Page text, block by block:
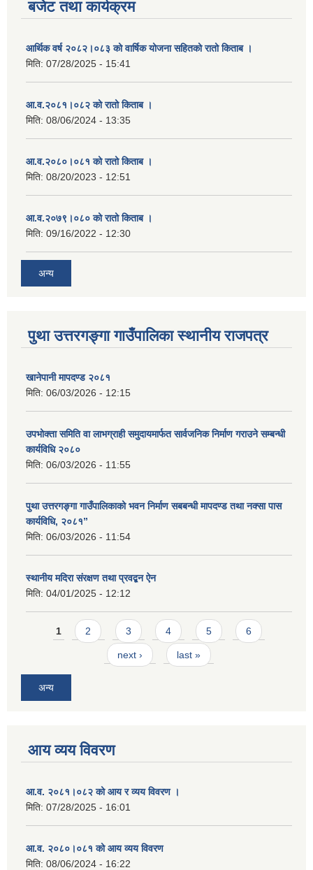
बजेट तथा कार्यक्रम
आर्थिक वर्ष २०८२।०८३ को वार्षिक योजना सहितको रातो किताब ।
मिति: 07/28/2025 - 15:41
आ.व.२०८१।०८२ को रातो किताब ।
मिति: 08/06/2024 - 13:35
आ.व.२०८०।०८१ को रातो किताब ।
मिति: 08/20/2023 - 12:51
आ.व.२०७९।०८० को रातो किताब ।
मिति: 09/16/2022 - 12:30
अन्य
पुथा उत्तरगङ्गा गाउँपालिका स्थानीय राजपत्र
खानेपानी मापदण्ड २०८१
मिति: 06/03/2026 - 12:15
उपभोक्ता समिति वा लाभग्राही समुदायमार्फत सार्वजनिक निर्माण गराउने सम्बन्धी
कार्यविधि २०८०
मिति: 06/03/2026 - 11:55
पुथा उत्तरगङ्गा गाउँपालिकाको भवन निर्माण सबबन्धी मापदण्ड तथा नक्सा पास
कार्यविधि, २०८१”
मिति: 06/03/2026 - 11:54
स्थानीय मदिरा संरक्षण तथा प्रवद्बन ऐन
मिति: 04/01/2025 - 12:12
Pages
1 2 3 4 5 6
next › last »
अन्य
आय व्यय विवरण
आ.व. २०८१।०८२ को आय र व्यय विवरण ।
मिति: 07/28/2025 - 16:01
आ.व. २०८०।०८१ को आय व्यय विवरण
मिति: 08/06/2024 - 16:22